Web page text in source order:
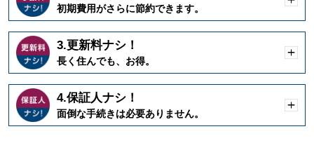
初期費用がさらに節約できます。
く
3.更新料ナシ！
長く住んでも、お得。
く
4.保証人ナシ！
面倒な手続きは必要ありません。
く